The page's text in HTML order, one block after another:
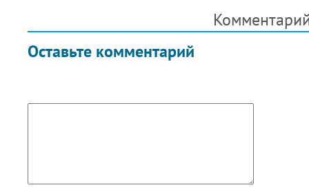
Оставьте комментарий